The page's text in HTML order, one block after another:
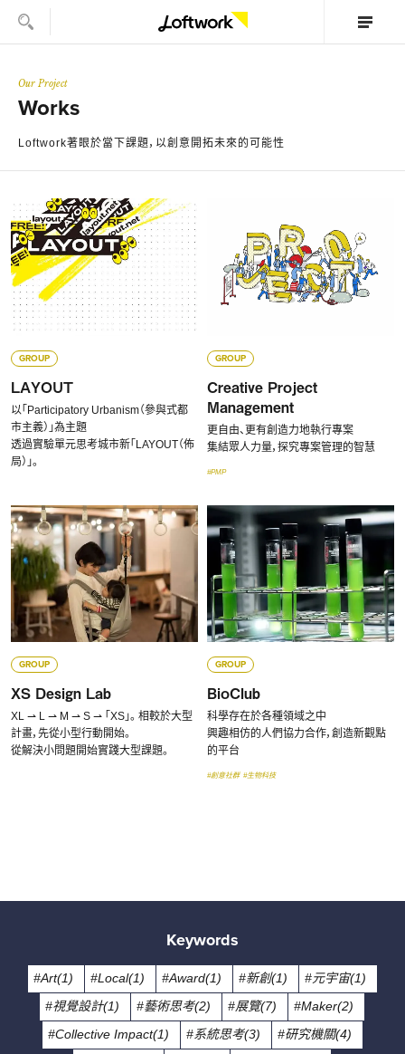
Our Project
Works
Loftwork著眼於當下課題，以創意開拓未來的可能性
GROUP
LAYOUT
以「Participatory Urbanism（參與式都
市主義）」為主題
透過實驗單元思考城市新「LAYOUT（佈
局）」。
GROUP
Creative Project
Management
更自由、更有創造力地執行專案
集結眾人力量，探究專案管理的智慧
#PMP
GROUP
XS Design Lab
XL ⇀ L ⇀ M ⇀ S ⇀ 「XS」。 相較於大型
計畫，先從小型行動開始。
從解決小問題開始實踐大型課題。
GROUP
BioClub
科學存在於各種領域之中
興趣相仿的人們協力合作，創造新觀點
的平台
#創意社群 #生物科技
Keywords
#Art(1) #Local(1) #Award(1) #新創(1)
#元宇宙(1)
#視覺設計(1)
#藝術思考(2) #展覽(7)
#Maker(2)
#Collective Impact(1)
#系統思考(3)
#研究機關(4)